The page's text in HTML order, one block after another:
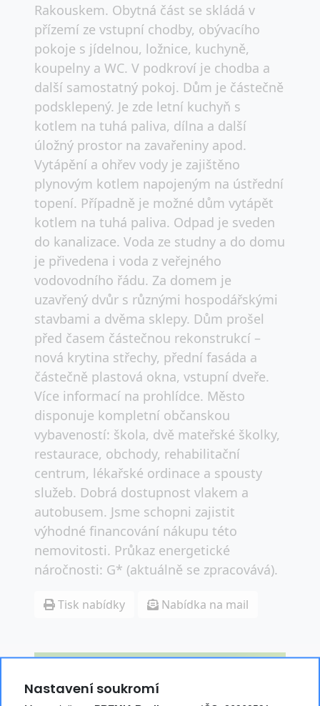
Rakouskem. Obytná část se skládá v
přízemí ze vstupní chodby, obývacího
pokoje s jídelnou, ložnice, kuchyně,
koupelny a WC. V podkroví je chodba a
další samostatný pokoj. Dům je částečně
podsklepený. Je zde letní kuchyň s
kotlem na tuhá paliva, dílna a další
úložný prostor na zavařeniny apod.
Vytápění a ohřev vody je zajištěno
plynovým kotlem napojeným na ústřední
topení. Případně je možné dům vytápět
kotlem na tuhá paliva. Odpad je sveden
do kanalizace. Voda ze studny a do domu
je přivedena i voda z veřejného
vodovodního řádu. Za domem je
uzavřený dvůr s různými hospodářskými
stavbami a dvěma sklepy. Dům prošel
před časem částečnou rekonstrukcí –
nová krytina střechy, přední fasáda a
částečně plastová okna, vstupní dveře.
Více informací na prohlídce. Město
disponuje kompletní občanskou
vybaveností: škola, dvě mateřské školky,
restaurace, obchody, rehabilitační
centrum, lékařské ordinace a spousty
služeb. Dobrá dostupnost vlakem a
autobusem. Jsme schopni zajistit
výhodné financování nákupu této
nemovitosti. Průkaz energetické
náročnosti: G* (aktuálně se zpracovává).
Tisk nabídky Nabídka na mail
CHCI VÍCE
Nastavení soukromí